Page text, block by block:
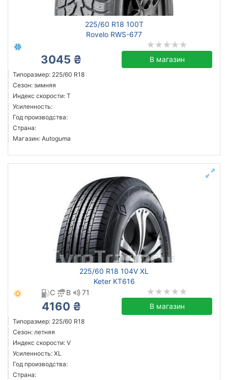
225/60 R18 100T
Rovelo RWS-677
3045 ₴ В магазин
Типоразмер: 225/60 R18
Сезон: зимняя
Индекс скорости: T
Усиленность:
Год производства:
Страна:
Магазин: Autoguma
225/60 R18 104V XL
Keter KT616
C
B 71
4160 ₴ В магазин
Типоразмер: 225/60 R18
Сезон: летняя
Индекс скорости: V
Усиленность: XL
Год производства:
Страна: